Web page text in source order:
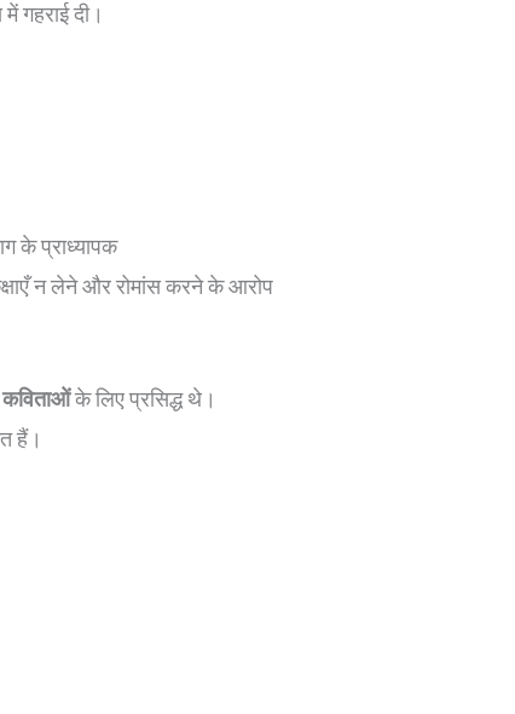
गहराई दी।
के प्राध्यापक
न लेने और रोमांस करने के आरोप
के लिए प्रसिद्ध थे।
हैं।